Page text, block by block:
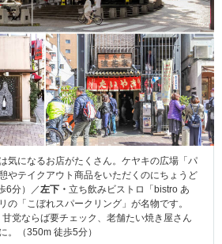
気になるお店がたくさん。ケヤキの広場「パ
やテイクアウト商品をいただくのにちょうど
6分）／左下・ 立ち飲みビストロ「bistro あ
の「こぼれスパークリング」が名物です。
甘党ならば要チェック、老舗たい焼き屋さん
。（350m 徒歩5分）